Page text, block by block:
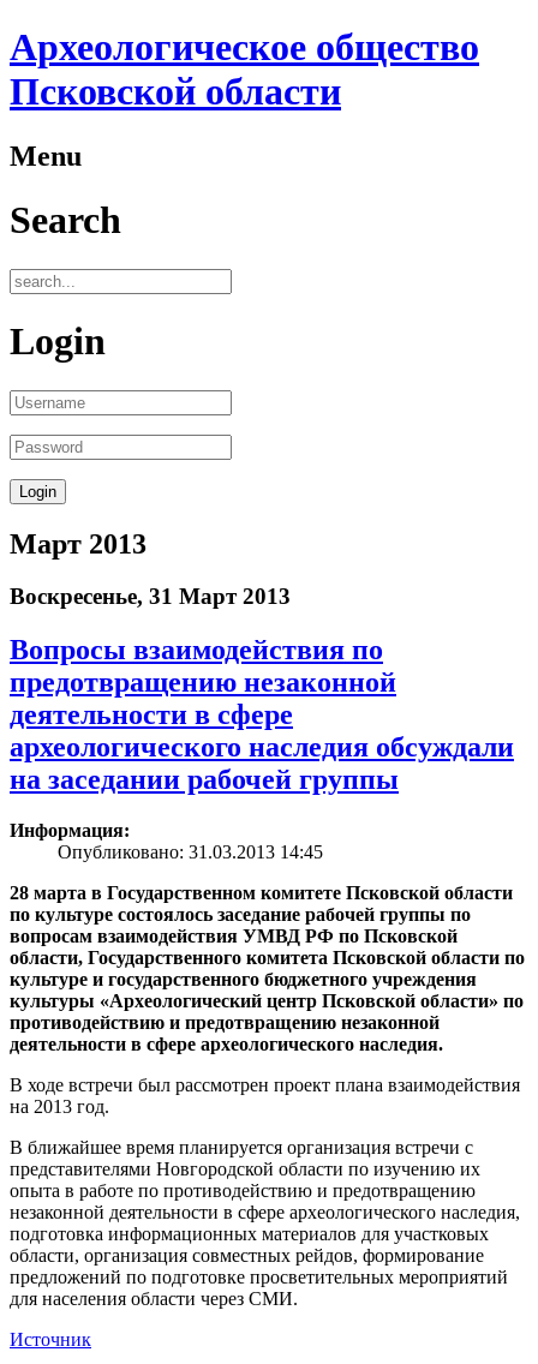
Археологическое общество
Псковской области
Menu
Search
Login
Март 2013
Воскресенье, 31 Март 2013
Вопросы взаимодействия по
предотвращению незаконной
деятельности в сфере
археологического наследия обсуждали
на заседании рабочей группы
Информация:
Опубликовано: 31.03.2013 14:45
28 марта в Государственном комитете Псковской области
по культуре состоялось заседание рабочей группы по
вопросам взаимодействия УМВД РФ по Псковской
области, Государственного комитета Псковской области по
культуре и государственного бюджетного учреждения
культуры «Археологический центр Псковской области» по
противодействию и предотвращению незаконной
деятельности в сфере археологического наследия.
В ходе встречи был рассмотрен проект плана взаимодействия
на 2013 год.
В ближайшее время планируется организация встречи с
представителями Новгородской области по изучению их
опыта в работе по противодействию и предотвращению
незаконной деятельности в сфере археологического наследия,
подготовка информационных материалов для участковых
области, организация совместных рейдов, формирование
предложений по подготовке просветительных мероприятий
для населения области через СМИ.
Источник